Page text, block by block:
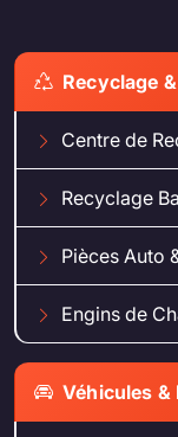
Recyclage
Centre de
Recyclage
Pièces Auto
Engins de
Véhicules &